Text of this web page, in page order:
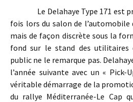
Le Delahaye Type 171 est
fois lors du salon de l’automobile
mais de façon discrète sous la
fond sur le stand des utilitaires
public ne le remarque pas.
l’année suivante avec un « Pick-
véritable démarrage de la
du rallye Méditerranée-Le Cap